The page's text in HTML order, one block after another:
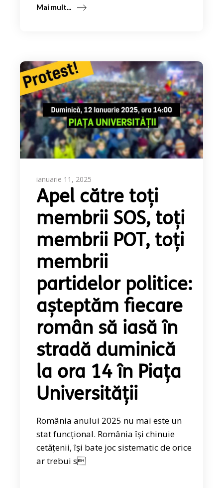
Mai mult...
ianuarie 11, 2025
Apel către toți
membrii SOS, toți
membrii POT, toți
membrii
partidelor politice:
așteptăm fiecare
român să iasă în
stradă duminică
la ora 14 în Piața
Universității
România anului 2025 nu mai este un
stat funcțional. România își chinuie
cetățenii, își bate joc sistematic de orice
ar trebui s